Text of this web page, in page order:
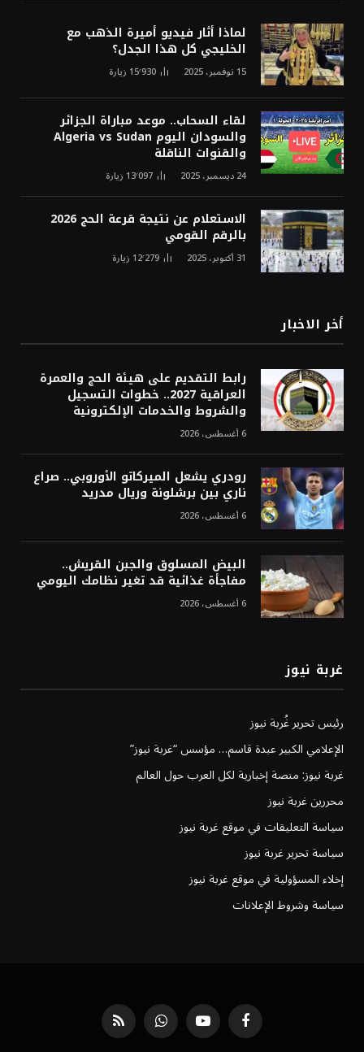
لماذا أثار فيديو أميرة الذهب مع
الخليجي كل هذا الجدل؟
15 نوفمبر، 2025 15٬930 زيارة
لقاء السحاب.. موعد مباراة الجزائر
والسودان اليوم Algeria vs Sudan
والقنوات الناقلة
24 ديسمبر، 2025 13٬097 زيارة
الاستعلام عن نتيجة قرعة الحج 2026
بالرقم القومي
31 أكتوبر، 2025 12٬279 زيارة
أخر الاخبار
رابط التقديم على هيئة الحج والعمرة
العراقية 2027.. خطوات التسجيل
والشروط والخدمات الإلكترونية
6 أغسطس، 2026
رودري يشعل الميركاتو الأوروبي.. صراع
ناري بين برشلونة وريال مدريد
6 أغسطس، 2026
البيض المسلوق والجبن القريش..
مفاجأة غذائية قد تغير نظامك اليومي
6 أغسطس، 2026
غربة نيوز
رئيس تحرير غُربة نيوز
الإعلامي الكبير عبدة قاسم… مؤسس “غربة نيوز”
غربة نيوز: منصة إخبارية لكل العرب حول العالم
محررين غربة نيوز
سياسة التعليقات في موقع غربة نيوز
سياسة تحرير غربة نيوز
إخلاء المسؤولية في موقع غربة نيوز
سياسة وشروط الإعلانات
فيسبوك يوتيوب واتساب RSS